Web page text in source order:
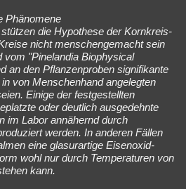
Phänomene
die Hypothese der Kornkreis-
nicht menschengemacht sein
vom "Pinelandia Biophysical
an den Pflanzenproben signifikante
von Menschenhand angelegten
Einige der festgestellten
oder deutlich ausgedehnte
im Labor annähernd durch
werden. In anderen Fällen
eine glasurartige Eisenoxid-
wohl nur durch Temperaturen von
kann.